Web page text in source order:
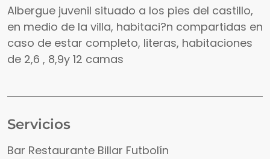
Albergue juvenil situado a los pies del castillo,
en medio de la villa, habitaci?n compartidas en
caso de estar completo, literas, habitaciones
de 2,6 , 8,9y 12 camas
Servicios
Bar Restaurante Billar Futbolín